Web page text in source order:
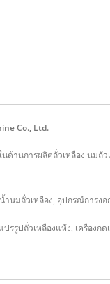
Co., Ltd.
ด้านการผลิตถั่วเหลือง นม
ำนมถั่วเหลือง, อุปกรณ์การง
ปรรูปถั่วเหลืองแห้ง เครื่องกด